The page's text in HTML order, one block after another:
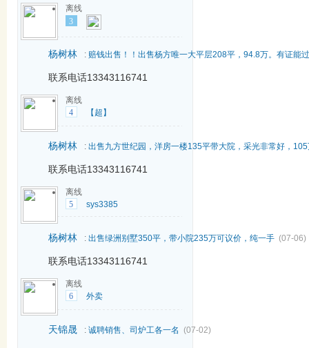
杨树林 : 赔钱出售！！出售杨方唯一大平层208平，94.8万。有证能
联系电话13343116741
杨树林 : 出售九方世纪园，洋房一楼135平带大院，采光非常好，
联系电话13343116741
杨树林 : 出售绿洲别墅350平，带小院235万可议价，纯一手 (07-06)
联系电话13343116741
天锦晟 : 诚聘销售、司炉工各一名 (07-02)
离线
3
离线
4
【超】
离线
5
sys3385
离线
6
外卖